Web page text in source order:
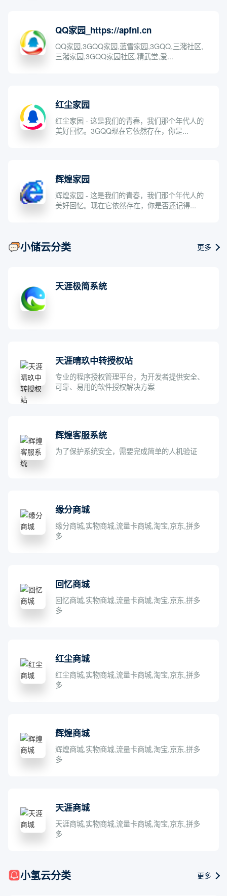
QQ家园_https://apfnl.cn
QQ家园,3GQQ家园,蓝雪家园,3GQQ,三潴社区,
三潴家园,3GQQ家园社区,精武堂,爱...
红尘家园
红尘家园 - 这是我们的青春，我们那个年代人的
美好回忆。3GQQ现在它依然存在，你是...
辉煌家园
辉煌家园 - 这是我们的青春，我们那个年代人的
美好回忆。现在它依然存在，你是否还记得...
小储云分类 更多
天涯极简系统
天涯晴玖中转授权站
专业的程序授权管理平台，为开发者提供安全、
可靠、易用的软件授权解决方案
辉煌客服系统
为了保护系统安全，需要完成简单的人机验证
缘分商城
缘分商城,实物商城,流量卡商城,淘宝,京东,拼多
多
回忆商城
回忆商城,实物商城,流量卡商城,淘宝,京东,拼多
多
红尘商城
红尘商城,实物商城,流量卡商城,淘宝,京东,拼多
多
辉煌商城
辉煌商城,实物商城,流量卡商城,淘宝,京东,拼多
多
天涯商城
天涯商城,实物商城,流量卡商城,淘宝,京东,拼多
多
小氢云分类 更多